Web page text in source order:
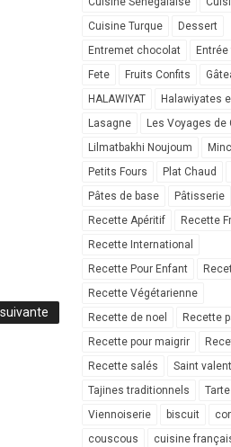
Cuisine Turque
Dessert
Entremet chocolat
Fete
Fruits Confits
HALAWIYAT
Halawiyates
Lasagne
Les Voyages de
Lilmatbakhi Noujoum
Petits Fours
Plat Chaud
Pâtes de base
Pâtisserie
Recette Apéritif
Recette
Recette International
Recette Pour Enfant
Recette Végétarienne
Recette de noel
Recette
Recette pour maigrir
Recette salés
Saint
Tajines traditionnels
Tarte
Viennoiserie
biscuit
couscous
cuisine